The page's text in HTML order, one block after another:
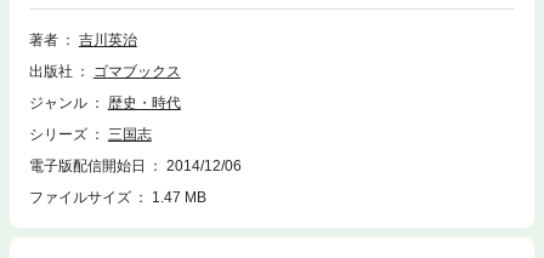
天血の如し◆ 長雨◆ 賭◆ 八陣展開◆ 竈◆ 麦青む◆ 北斗七星旗◆
木門道◆ 具眼の士◆ 木牛流馬◆ ネジ◆ 豆を蒔く◆ 七盞燈◆ 水火◆
らす◆ 松に古今の色無し◆ 篇外余録◆ 諸葛菜◆ 後蜀三十年◆ 魏か
ら―晋まで●『三国志』解説／渡部昇一【第10巻】
著者
吉川英治
出版社
ゴマブックス
ジャンル
歴史・時代
シリーズ
三国志
電子版配信開始日
2014/12/06
ファイルサイズ
1.47 MB